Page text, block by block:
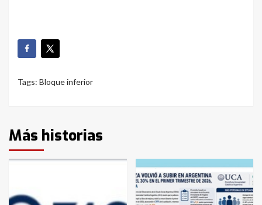
Tags: Bloque inferior
Más historias